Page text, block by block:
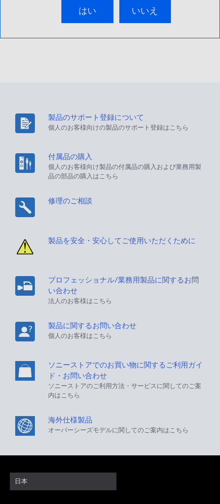
はい いいえ
製品のサポート登録について
個人のお客様向けの製品のサポート登録はこちら
付属品の購入
個人のお客様向け製品の付属品の購入および業務用製
品の部品の購入はこちら
修理のご相談
製品を安全・安心してご使用いただくために
プロフェッショナル/業務用製品に関するお問
い合わせ
法人のお客様はこちら
製品に関するお問い合わせ
個人のお客様はこちら
ソニーストアでのお買い物に関するご利用ガイ
ド・お問い合わせ
ソニーストアのご利用方法・サービスに関してのご案
内はこちら
海外仕様製品
オーバーシーズモデルに関してのご案内はこちら
日本